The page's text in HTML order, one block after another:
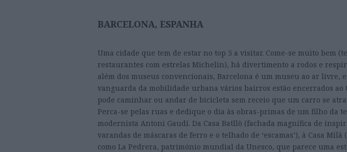
BARCELONA, ESPANHA
Uma cidade que tem de estar no top 5 a visitar. Come-se muito bem
restaurantes com estrelas Michelin), há divertimento a rodos e
além dos museus convencionais, Barcelona é um museu ao ar livre, e
vanguarda da mobilidade urbana vários bairros estão encerrados ao
pode caminhar ou andar de bicicleta sem receio que um carro se
Perca-se pelas ruas e dedique o dia às obras-primas de um filho da
modernista Antoni Gaudí. Da Casa Batllò (fachada magnífica de
varandas de máscaras de ferro e o telhado de ‘escamas’), à Casa
como La Pedrera, património mundial da Unesco, que parece uma